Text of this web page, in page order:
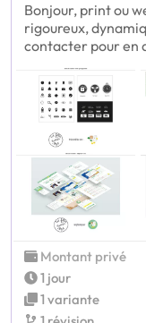
Bonjour, print ou
rigoureux,
contacter pour en
Montant privé
1 jour
1 variante